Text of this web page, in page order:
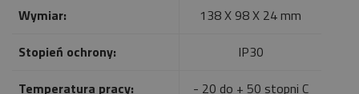
Wymiar:
138 X 98 X 24 mm
Stopień ochrony:
IP30
Temperatura pracy:
- 20 do + 50 stopni C